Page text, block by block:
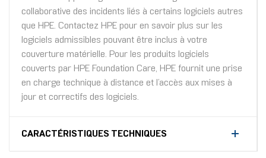
collaborative des incidents liés à certains logiciels autres
que HPE. Contactez HPE pour en savoir plus sur les
logiciels admissibles pouvant être inclus à votre
couverture matérielle. Pour les produits logiciels
couverts par HPE Foundation Care, HPE fournit une prise
en charge technique à distance et l’accès aux mises à
jour et correctifs des logiciels.
CARACTÉRISTIQUES TECHNIQUES